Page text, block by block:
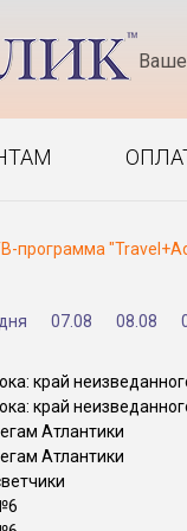
Ваше
программа
07.08 08.08
край
край
Атлантики
Атлантики